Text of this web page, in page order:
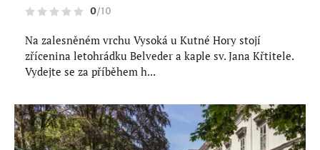
0/10
Na zalesněném vrchu Vysoká u Kutné Hory stojí
zřícenina letohrádku Belveder a kaple sv. Jana Křtitele.
Vydejte se za příběhem h...